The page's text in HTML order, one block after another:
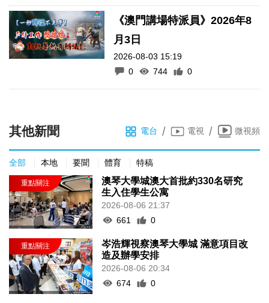
《澳門講場特派員》2026年8
月3日
2026-08-03 15:19
0
744 0
其他新聞 電台 / 電視 / 微視頻
全部 本地 要聞 體育 特稿
澳琴大學城澳大首批約330名研究
生入住學生公寓
2026-08-06 21:37
661
0
岑浩輝視察澳琴大學城 滿意項目改
造及辦學安排
2026-08-06 20:34
674
0